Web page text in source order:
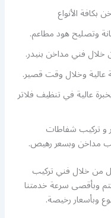
الأنواع
وتصليح هود مطاعم.
فني مداخن بنيدر.
عالية وخلال وقت قصير.
عالية في تنظيف فلاتر
و تركيب شفاطات
مداخن وبسعر رهيص.
من خلال فني تركيب
وبأقصى سرعة خدمتنا